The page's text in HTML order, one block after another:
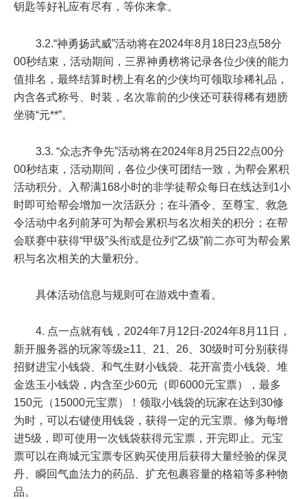
钥匙等好礼应有尽有，等你来拿。
3.2.“神勇扬武威”活动将在2024年8月18日23点58分
00秒结束，活动期间，三界神勇榜将记录各位少侠的能力
值排名，最终结算时榜上有名的少侠均可领取珍稀礼品，
内含各式称号、时装，名次靠前的少侠还可获得稀有翅膀
坐骑“元**”。
3.3. “众志齐争先”活动将在2024年8月25日22点00分
00秒结束，活动期间，各位少侠可团结一致，为帮会累积
活动积分。入帮满168小时的非学徒帮众每日在线达到 1小
时即可给帮会增加一次活跃分；在斗酒令、至尊宝、救急
令活动中名列前茅可为帮会累积与名次相关的积分；在帮
会联赛中获得“甲级”头衔或是位列“乙级”前二亦可为帮会累
积与名次相关的大量积分。
具体活动信息与规则可在游戏中查看。
4. 点一点就有钱， 2024年7月12日-2024年8月11日
，
新开服务器的玩家等级≥11、21、26、30级时可分别获得
招财进宝小钱袋、和气生财小钱袋、花开富贵小钱袋、堆
金迭玉小钱袋，内含至少60元（即6000元宝票），最多
150元（15000元宝票）！领取小钱袋的玩家在达到 30修
为时，可以右键使用钱袋，获得一定的元宝票。修为每增
进5级 ，即可使用一次钱袋获得元宝票，开完即止。元宝
票可以在商城元宝票专区购买使用后获得大量经验的保灵
丹、瞬回气血法力的药品、扩充包裹容量的格箱等多种物
品。